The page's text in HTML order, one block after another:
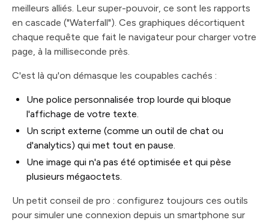
meilleurs alliés. Leur super-pouvoir, ce sont les rapports
en cascade ("Waterfall"). Ces graphiques décortiquent
chaque requête que fait le navigateur pour charger votre
page, à la milliseconde près.
C'est là qu'on démasque les coupables cachés :
Une police personnalisée trop lourde qui bloque
l'affichage de votre texte.
Un script externe (comme un outil de chat ou
d'analytics) qui met tout en pause.
Une image qui n'a pas été optimisée et qui pèse
plusieurs mégaoctets.
Un petit conseil de pro : configurez toujours ces outils
pour simuler une connexion depuis un smartphone sur